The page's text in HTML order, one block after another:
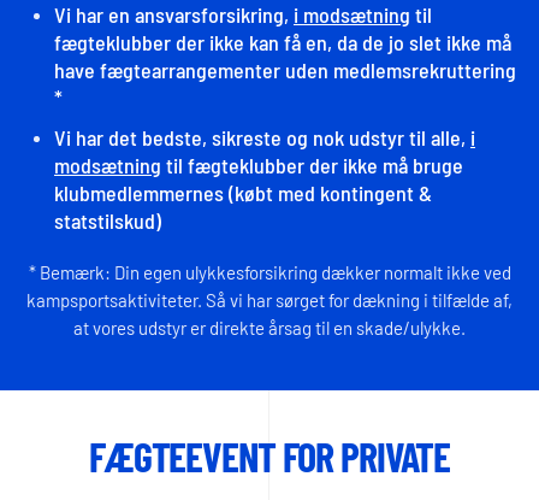
Vi har en ansvarsforsikring, i modsætning til
fægteklubber der ikke kan få en, da de jo slet ikke må
have fægtearrangementer uden medlemsrekruttering
*
Vi har det bedste, sikreste og nok udstyr til alle, i
modsætning til fægteklubber der ikke må bruge
klubmedlemmernes (købt med kontingent &
statstilskud)
* Bemærk: Din egen ulykkesforsikring dækker normalt ikke ved
kampsportsaktiviteter. Så vi har sørget for dækning i tilfælde af,
at vores udstyr er direkte årsag til en skade/ulykke.
FÆGTEEVENT FOR PRIVATE